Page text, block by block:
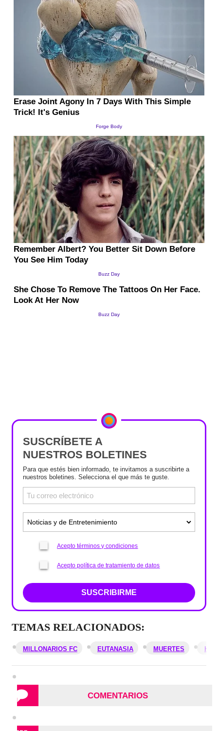
SUSCRÍBETE A
NUESTROS BOLETINES
Para que estés bien informado, te invitamos a suscribirte a
nuestros boletines. Selecciona el que más te guste.
Acepto términos y condiciones
Acepto política de tratamiento de datos
SUSCRIBIRME
TEMAS RELACIONADOS:
MILLONARIOS FC EUTANASIA MUERTES
COMENTARIOS